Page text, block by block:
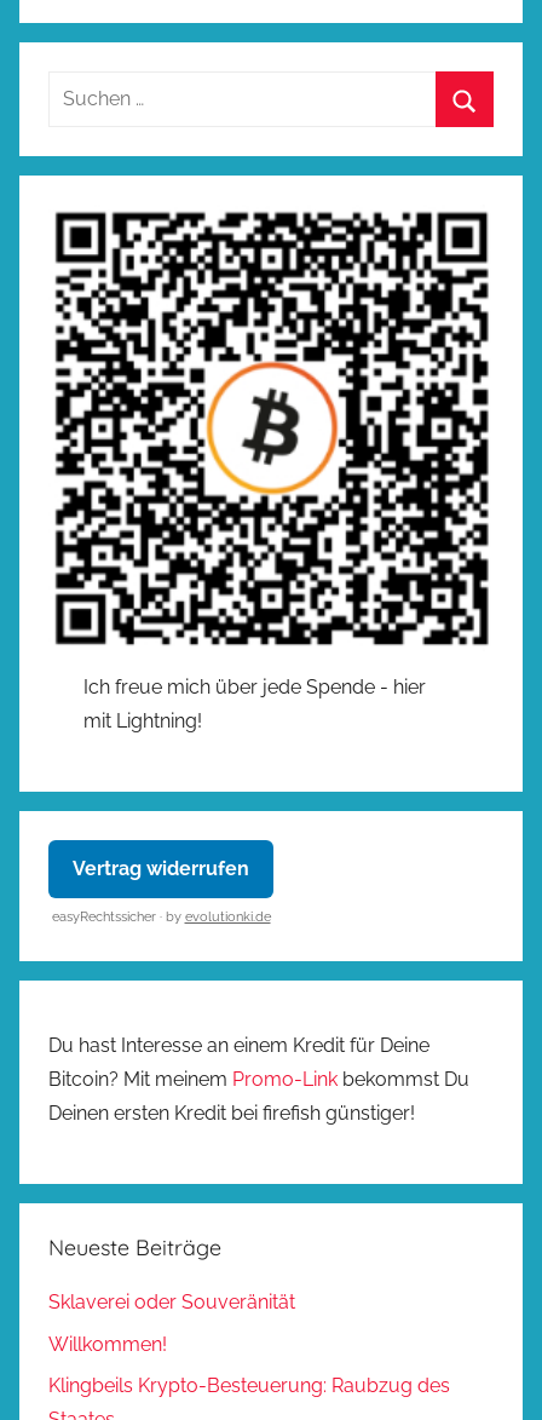
Suchen
Ich freue mich über jede Spende - hier
mit Lightning!
Vertrag widerrufen
easyRechtssicher · by evolutionki.de
Du hast Interesse an einem Kredit für Deine
Bitcoin? Mit meinem Promo-Link bekommst Du
Deinen ersten Kredit bei firefish günstiger!
Neueste Beiträge
Sklaverei oder Souveränität
Willkommen!
Klingbeils Krypto-Besteuerung: Raubzug des